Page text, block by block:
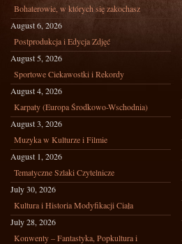
Bohaterowie, w których się zakochasz
August 6, 2026
Postprodukcja i Edycja Zdjęć
August 5, 2026
Sportowe Ciekawostki i Rekordy
August 4, 2026
Karpaty (Europa Środkowo-Wschodnia)
August 3, 2026
Muzyka w Kulturze i Filmie
August 1, 2026
Tematyczne Szlaki Czytelnicze
July 30, 2026
Kultura i Historia Modyfikacji Ciała
July 28, 2026
Konwenty – Fantastyka, Popkultura i